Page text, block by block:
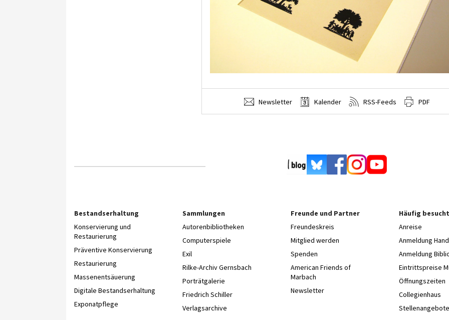
Newsletter Kalender RSS-Feeds PDF
Bestandserhaltung
Konservierung und
Restaurierung
Präventive Konservierung
Restaurierung
Massenentsäuerung
Digitale Bestandserhaltung
Exponatpflege
Sammlungen
Autorenbibliotheken
Computerspiele
Exil
Rilke-Archiv Gernsbach
Porträtgalerie
Friedrich Schiller
Verlagsarchive
Freunde und Partner
Freundeskreis
Mitglied werden
Spenden
American Friends of
Marbach
Newsletter
Häufig
Anreise
Anmeldung
Anmeldung
Eintrittspreise
Öffnungszeiten
Collegienhaus
Stellenangebote